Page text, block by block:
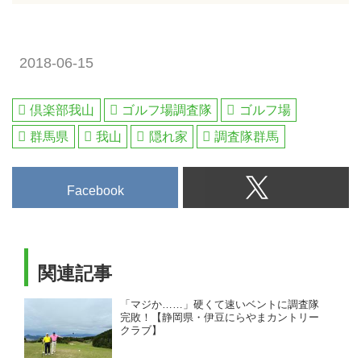
2018-06-15
倶楽部我山 ゴルフ場調査隊
ゴルフ場
群馬県
我山 隠れ家 調査隊群馬
Facebook
関連記事
「マジか……」硬くて速いベントに調査隊
完敗！【静岡県・伊豆にらやまカントリー
クラブ】